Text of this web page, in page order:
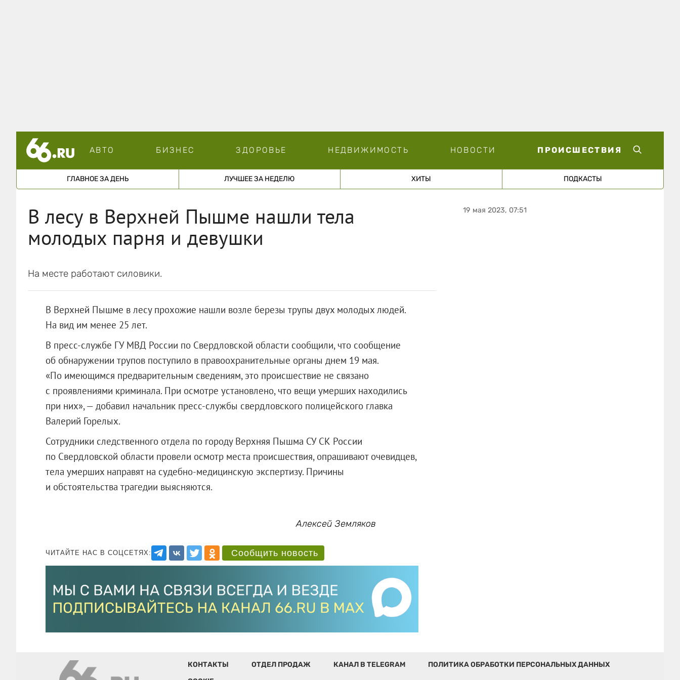
АВТО БИЗНЕС ЗДОРОВЬЕ НЕДВИЖИМОСТЬ НОВОСТИ ПРОИСШЕСТВИЯ
ГЛАВНОЕ ЗА ДЕНЬ ЛУЧШЕЕ ЗА НЕДЕЛЮ ХИТЫ ПОДКАСТЫ
В лесу в Верхней Пышме нашли тела
молодых парня и девушки
На месте работают силовики.
В Верхней Пышме в лесу прохожие нашли возле березы трупы двух молодых людей.
На вид им менее 25 лет.
В пресс-службе ГУ МВД России по Свердловской области сообщили, что сообщение
об обнаружении трупов поступило в правоохранительные органы днем 19 мая.
«По имеющимся предварительным сведениям, это происшествие не связано
с проявлениями криминала. При осмотре установлено, что вещи умерших находились
при них», — добавил начальник пресс-службы свердловского полицейского главка
Валерий Горелых.
Сотрудники следственного отдела по городу Верхняя Пышма СУ СК России
по Свердловской области провели осмотр места происшествия, опрашивают очевидцев,
тела умерших направят на судебно-медицинскую экспертизу. Причины
и обстоятельства трагедии выясняются.
Алексей Земляков
ЧИТАЙТЕ НАС В СОЦСЕТЯХ: Сообщить новость
19 мая 2023, 07:51
КОНТАКТЫ ОТДЕЛ ПРОДАЖ КАНАЛ В TELEGRAM
ПОЛИТИКА ОБРАБОТКИ ПЕРСОНАЛЬНЫХ ДАННЫХ